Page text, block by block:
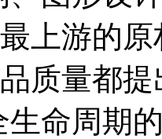
上游的
质量都
生命周期